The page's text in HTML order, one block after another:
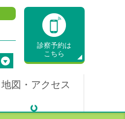
診察予約は
こちら
地図・アクセス